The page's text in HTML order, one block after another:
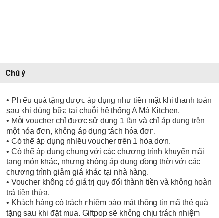
Chú ý
• Phiếu quà tặng được áp dụng như tiền mặt khi thanh toán
sau khi dùng bữa tại chuỗi hệ thống A Mà Kitchen.
• Mỗi voucher chỉ được sử dụng 1 lần và chỉ áp dụng trên
một hóa đơn, không áp dụng tách hóa đơn.
• Có thể áp dụng nhiều voucher trên 1 hóa đơn.
• Có thể áp dụng chung với các chương trình khuyến mãi
tặng món khác, nhưng không áp dụng đồng thời với các
chương trình giảm giá khác tại nhà hàng.
• Voucher không có giá trị quy đổi thành tiền và không hoàn
trả tiền thừa.
• Khách hàng có trách nhiệm bảo mật thông tin mã thẻ quà
tặng sau khi đặt mua. Giftpop sẽ không chịu trách nhiệm